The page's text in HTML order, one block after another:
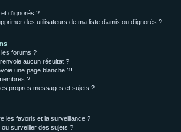
d’ignorés ?
des utilisateurs de ma liste d’amis ou d’ignorés ?
forums ?
aucun résultat ?
une page blanche ?!
?
propres messages et sujets ?
les favoris et la surveillance ?
surveiller des sujets ?